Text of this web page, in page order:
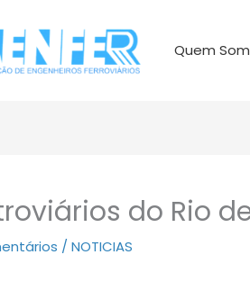
Quem
do Rio
/ NOTICIAS